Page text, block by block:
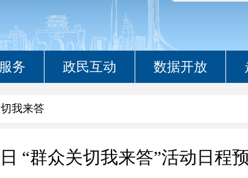
务 政民互动 数据开放
我来答
“群众关切我来答”活动日程